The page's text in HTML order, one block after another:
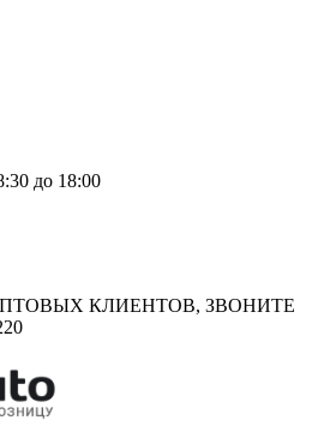
до 18:00
КЛИЕНТОВ, ЗВОНИТЕ